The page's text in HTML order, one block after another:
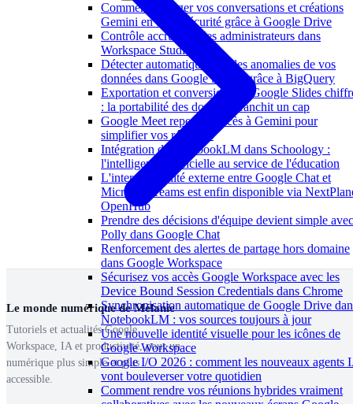
Comment partager vos conversations et créations
Gemini en toute sécurité grâce à Google Drive
Contrôle accru pour les administrateurs dans
Workspace Studio
Détecter automatiquement les anomalies de vos
données dans Google Sheets grâce à BigQuery
Exportation et conversion des Google Slides
: la portabilité des données franchit un cap
Google Meet repense l'accès à Gemini pour
simplifier vos réunions
Intégration de NotebookLM dans Schoology :
l'intelligence artificielle au service de l'éducation
L'interopérabilité externe entre Google Chat et
Microsoft Teams est enfin disponible via
OpenHub
Prendre des décisions d'équipe devient simple avec
Polly dans Google Chat
Renforcement des alertes de partage hors domaine
dans Google Workspace
Sécurisez vos accès Google Workspace avec les
Device Bound Session Credentials dans Chrome
Synchronisation automatique de Google Drive
NotebookLM : vos sources toujours à jour
Une nouvelle identité visuelle pour les icônes de
Google Workspace
Google I/O 2026 : comment les nouveaux agents
vont bouleverser votre quotidien
Comment rendre vos réunions hybrides vraiment
Le monde numérique de Mélanie
Tutoriels et actualités Google
Workspace, IA et productivité, pour un
numérique plus simple et plus
accessible.